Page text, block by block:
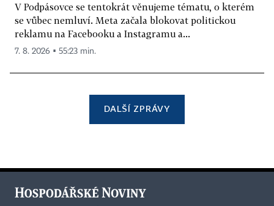
V Podpásovce se tentokrát věnujeme tématu, o kterém
se vůbec nemluví. Meta začala blokovat politickou
reklamu na Facebooku a Instagramu a...
7. 8. 2026 ▪ 55:23 min.
DALŠÍ ZPRÁVY